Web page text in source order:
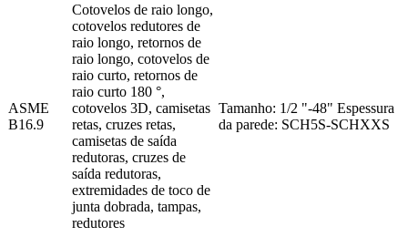
ASME
B16.9
Cotovelos de raio longo,
cotovelos redutores de
raio longo, retornos de
raio longo, cotovelos de
raio curto, retornos de
raio curto 180 °,
cotovelos 3D, camisetas
retas, cruzes retas,
camisetas de saída
redutoras, cruzes de
saída redutoras,
extremidades de toco de
junta dobrada, tampas,
redutores
Tamanho: 1/2 "-48" Espessura
da parede: SCH5S-SCHXXS